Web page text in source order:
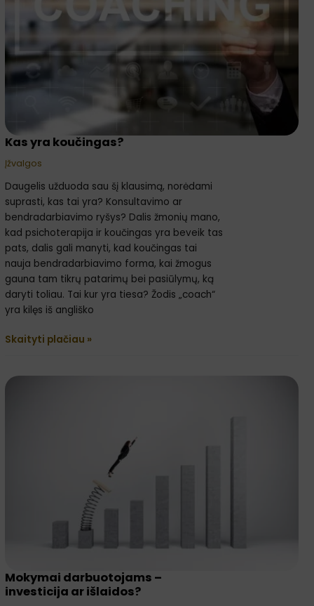
Kas yra koučingas?
Įžvalgos
Daugelis užduoda sau šį klausimą, norėdami
suprasti, kas tai yra? Konsultavimo ar
bendradarbiavimo ryšys? Dalis žmonių mano,
kad psichoterapija ir koučingas yra beveik tas
pats, dalis gali manyti, kad koučingas tai
nauja bendradarbiavimo forma, kai žmogus
gauna tam tikrų patarimų bei pasiūlymų, ką
daryti toliau. Tai kur yra tiesa? Žodis „coach“
yra kilęs iš angliško
Skaityti plačiau »
Mokymai darbuotojams –
investicija ar išlaidos?
Mokymai